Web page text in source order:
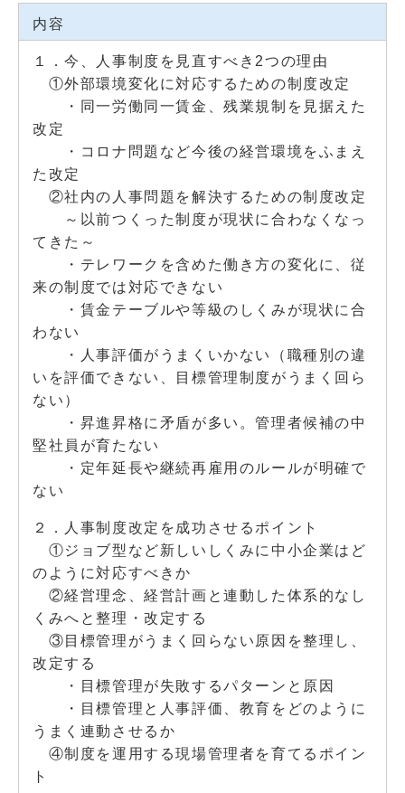
内容
１．今、人事制度を見直すべき2つの理由
①外部環境変化に対応するための制度改定
・同一労働同一賃金、残業規制を見据えた
改定
・コロナ問題など今後の経営環境をふまえ
た改定
②社内の人事問題を解決するための制度改定
～以前つくった制度が現状に合わなくなっ
てきた～
・テレワークを含めた働き方の変化に、従
来の制度では対応できない
・賃金テーブルや等級のしくみが現状に合
わない
・人事評価がうまくいかない（職種別の違
いを評価できない、目標管理制度がうまく回ら
ない）
・昇進昇格に矛盾が多い。管理者候補の中
堅社員が育たない
・定年延長や継続再雇用のルールが明確で
ない
２．人事制度改定を成功させるポイント
①ジョブ型など新しいしくみに中小企業はど
のように対応すべきか
②経営理念、経営計画と連動した体系的なし
くみへと整理・改定する
③目標管理がうまく回らない原因を整理し、
改定する
・目標管理が失敗するパターンと原因
・目標管理と人事評価、教育をどのように
うまく連動させるか
④制度を運用する現場管理者を育てるポイン
ト